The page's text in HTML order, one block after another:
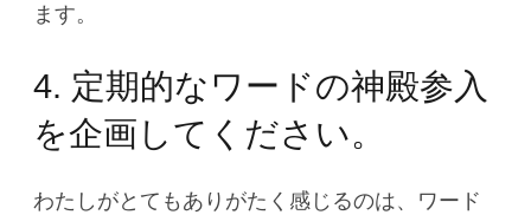
ます。
4. 定期的なワードの神殿参入
を企画してください。
わたしがとてもありがたく感じるのは、ワード